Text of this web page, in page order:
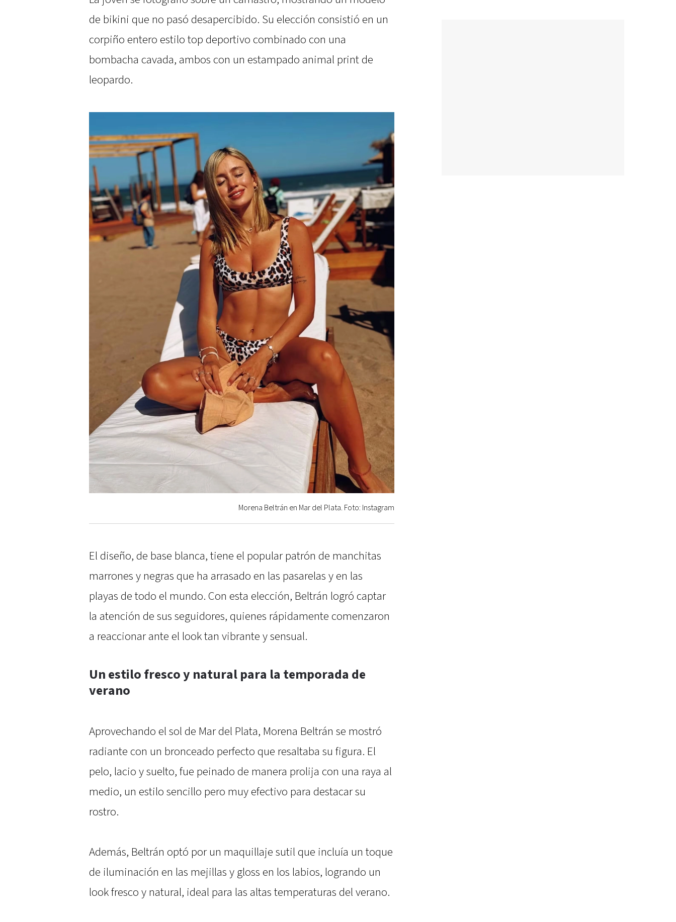
de bikini que no pasó desapercibido. Su elección consistió en un
corpiño entero estilo top deportivo combinado con una
bombacha cavada, ambos con un estampado animal print de
leopardo.
Morena Beltrán en Mar del Plata. Foto: Instagram
El diseño, de base blanca, tiene el popular patrón de manchitas
marrones y negras que ha arrasado en las pasarelas y en las
playas de todo el mundo. Con esta elección, Beltrán logró captar
la atención de sus seguidores, quienes rápidamente comenzaron
a reaccionar ante el look tan vibrante y sensual.
Un estilo fresco y natural para la temporada de
verano
Aprovechando el sol de Mar del Plata, Morena Beltrán se mostró
radiante con un bronceado perfecto que resaltaba su figura. El
pelo, lacio y suelto, fue peinado de manera prolija con una raya al
medio, un estilo sencillo pero muy efectivo para destacar su
rostro.
Además, Beltrán optó por un maquillaje sutil que incluía un toque
de iluminación en las mejillas y gloss en los labios, logrando un
look fresco y natural, ideal para las altas temperaturas del verano.